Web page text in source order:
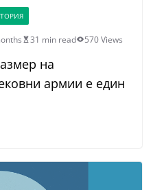
31 min read 570 Views
на
армии е един